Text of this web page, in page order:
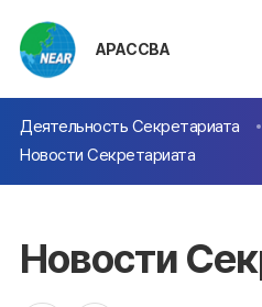
АРАССВА
Деятельность Секретариата
Новости Секретариата
Новости